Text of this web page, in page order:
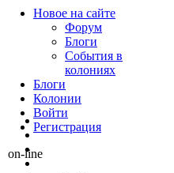
Новое на сайте
Форум
Блоги
События в
колониях
Блоги
Колонии
Войти
Peгиcтpaция
on-line